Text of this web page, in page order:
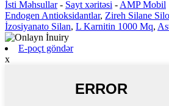
İsti Məhsullar- Sayt xəritəsi - AMP Mobil
Endogen Antioksidantlar, Zireh Silane
İzosiyanato Silan, L Karnitin 1000 Mq,
E-poçt göndər
x